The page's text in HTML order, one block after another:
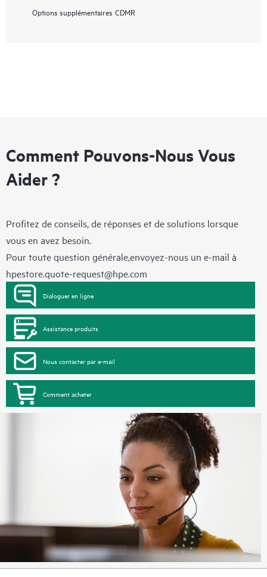
Options supplémentaires CDMR
Comment Pouvons-Nous Vous
Aider ?
Profitez de conseils, de réponses et de solutions lorsque
vous en avez besoin.
Pour toute question générale,envoyez-nous un e-mail à
hpestore.quote-request@hpe.com
Dialoguer en ligne
Assistance produits
Nous contacter par e-mail
Comment acheter